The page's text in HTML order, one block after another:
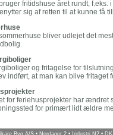
fritidshuse året rundt,
sig af retten til at kunne få
bliver udlejet det
og fritagelse for
indført, at man kan blive
for feriehusprojekter har ændret
for primært lidt ældre
Byg A/S • Nordager 2 • Industri N2 •